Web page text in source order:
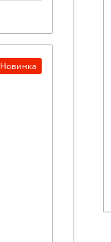
Новинка